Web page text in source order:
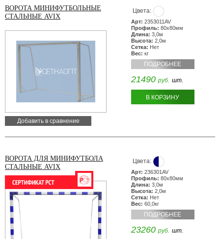
ВОРОТА МИНИФУТБОЛЬНЫЕ
СТАЛЬНЫЕ AVIX
Добавить в сравнение
Цвета:
Арт: 2353011AV
Профиль: 80х80мм
Длина: 3,0м
Высота: 2,0м
Сетка: Нет
Вес: кг
ПОДРОБНЕЕ
21490 руб. шт.
В КОРЗИНУ
ВОРОТА ДЛЯ МИНИФУТБОЛА
СТАЛЬНЫЕ AVIX
Цвета:
Арт: 236301AV
Профиль: 80х80мм
Длина: 3,0м
Высота: 2,0м
Сетка: Нет
Вес: 60,0кг
ПОДРОБНЕЕ
23260 руб. шт.